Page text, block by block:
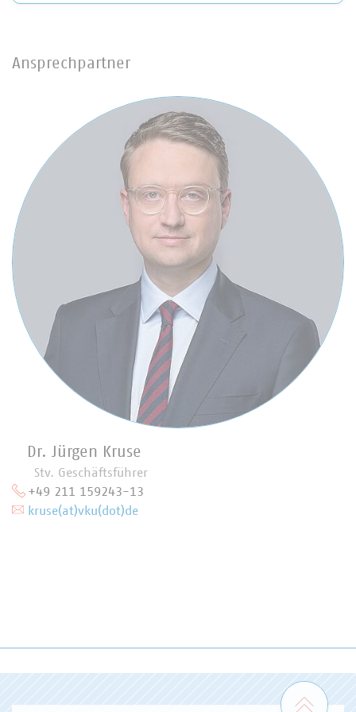
Ansprechpartner
Dr. Jürgen Kruse
Stv. Geschäftsführer
+49 211 159243-13
kruse(at)vku(dot)de
Zum